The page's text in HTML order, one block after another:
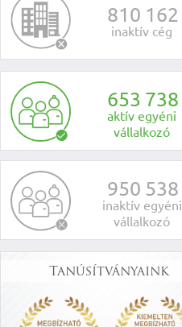
810 162
inaktív cég
653 738
aktív egyéni
vállalkozó
950 538
inaktív egyéni
vállalkozó
Tanúsítványaink